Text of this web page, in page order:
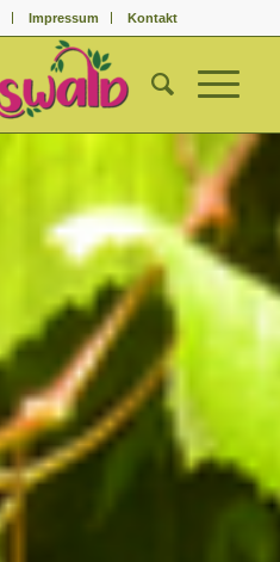
Impressum Kontakt